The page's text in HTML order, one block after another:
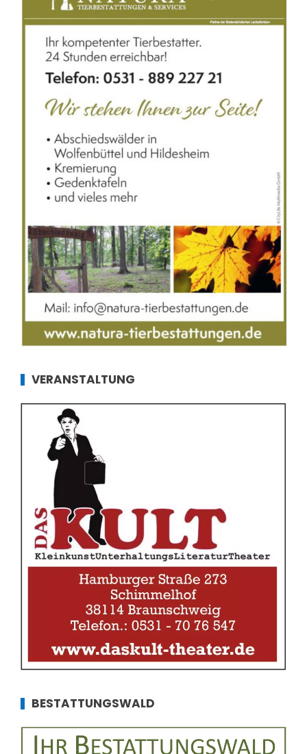
VERANSTALTUNG
BESTATTUNGSWALD